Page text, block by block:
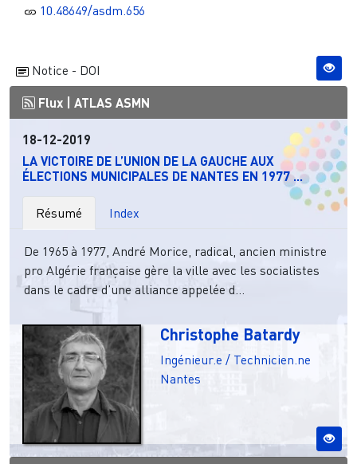
10.48649/asdm.656
Notice - DOI
Flux | ATLAS ASMN
18-12-2019
LA VICTOIRE DE L’UNION DE LA GAUCHE AUX
ÉLECTIONS MUNICIPALES DE NANTES EN 1977 ...
Résumé Index
De 1965 à 1977, André Morice, radical, ancien ministre
pro Algérie française gère la ville avec les socialistes
dans le cadre d’une alliance appelée d...
Christophe Batardy
Ingénieur.e / Technicien.ne
Nantes